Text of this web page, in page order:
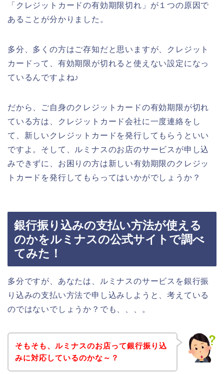
「クレジットカードの有効期限切れ」が１つの原因で
あることが分かりました。
多分、多くの方はご存知だと思いますが、クレジット
カードって、有効期限が切れると使えない設定になっ
ているんですよね♪
だから、ご自身のクレジットカードの有効期限が切れ
ている方は、クレジットカード会社に一度連絡をし
て、新しいクレジットカードを発行してもらうといい
ですよ。そして、ルミナスのお店のサービスが申し込
みできずに、お困りの方は新しい有効期限のクレジッ
トカードを発行してもらってはいかがでしょうか？
銀行振り込みの支払い方法が使える
のかをルミナスの公式サイトで調べ
てみた！
多分ですが、あなたは、ルミナスのサービスを銀行振
り込みの支払い方法で申し込みしようと、考えている
のではないでしょうか？でも、、、。
そもそも、ルミナスのお店って銀行振り込
みに対応しているのかな～？